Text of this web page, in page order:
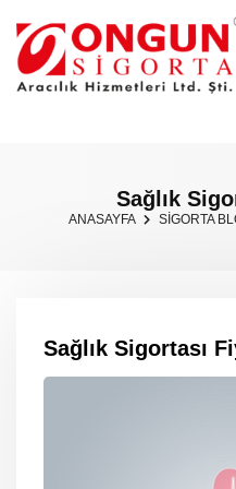
Sağlık
ANASAYFA SİGORTA
Sağlık Sigortası